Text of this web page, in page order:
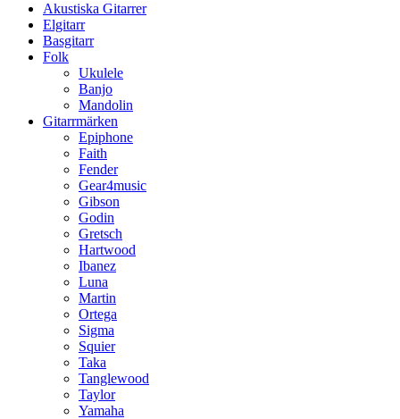
Akustiska Gitarrer
Elgitarr
Basgitarr
Folk
Ukulele
Banjo
Mandolin
Gitarrmärken
Epiphone
Faith
Fender
Gear4music
Gibson
Godin
Gretsch
Hartwood
Ibanez
Luna
Martin
Ortega
Sigma
Squier
Taka
Tanglewood
Taylor
Yamaha